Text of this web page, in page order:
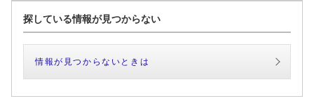
探している情報が見つからない
情報が見つからないときは